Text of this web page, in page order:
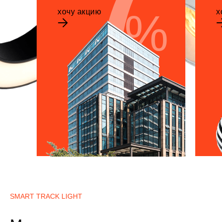
%
хочу акцию
SMART TRACK LIGHT